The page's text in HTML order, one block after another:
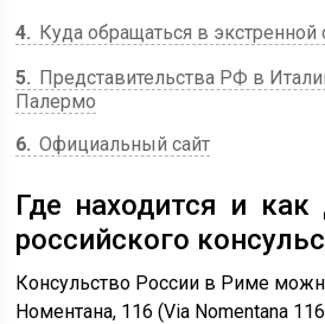
4
Куда обращаться в экстренной
5
Представительства РФ в
Палермо
6 Официальный сайт
Где находится и как
российского
Консульство России в Риме
Номентана, 116 (Via Nomentana